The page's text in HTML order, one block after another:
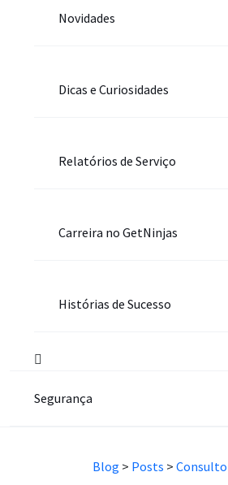
Novidades
Dicas e Curiosidades
Relatórios de Serviço
Carreira no GetNinjas
Histórias de Sucesso
Segurança
Blog > Posts >